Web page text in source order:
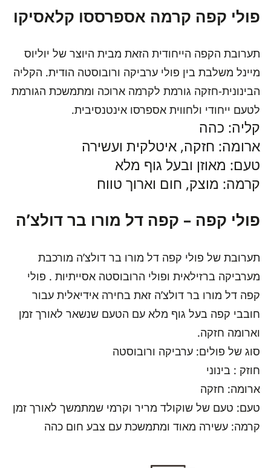
פולי קפה קרמה אספרססו קלאסיקו
תערובת הקפה הייחודית הזאת מבית היוצר של יוליוס
מיינל משלבת בין פולי ערביקה ורובוסטה הודית. הקליה
הבינונית-חזקה גורמת לקרמה ארוכה ומתמשכת הגורמת
לטעם ייחודי ולחווית אספרסו אינטנסיבית.
קליה: כהה
ארומה: חזקה, איטלקית ועשירה
טעם: מאוזן ובעל גוף מלא
קרמה: מוצק, חום וארוך טווח
פולי קפה – קפה דל מורו בר דולצ’ה
תערובת של פולי קפה דל מורו בר דולצ’ה מורכבת
מערביקה ברזילאית ופולי הרובוסטה אסייתיות . פולי
קפה דל מורו בר דולצ’ה זאת בחירה אידיאלית עבור
חובבי קפה בעל גוף מלא עם הטעם שנשאר לאורך זמן
וארומה חזקה.
סוג של פולים: ערביקה ורובוסטה
חוזק : בינוני
ארומה: חזקה
טעם: טעם של שוקולד מריר וקרמי שמתמשך לאורך זמן
קרמה: עשירה מאוד ומתמשכת עם צבע חום כהה